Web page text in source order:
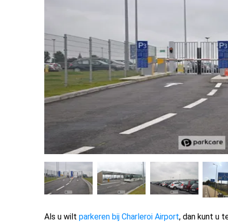
Als u wilt parkeren bij Charleroi Airport, dan kunt u